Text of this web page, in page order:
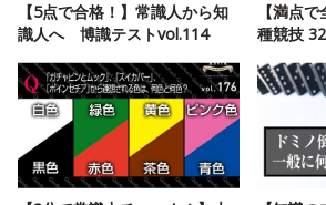
【5点で合格！】常識人から知
識人へ 博識テストvol.114
【満点
種競技